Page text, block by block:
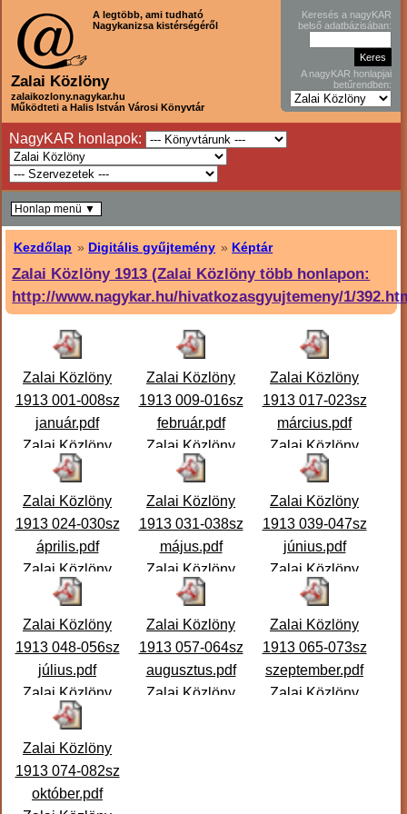
A legtöbb, ami tudható
Nagykanizsa kistérségéről
Zalai Közlöny
zalaikozlony.nagykar.hu
Működteti a Halis István Városi Könyvtár
Keresés a nagyKAR
belső adatbázisában:
A nagyKAR honlapjai
betűrendben:
NagyKAR honlapok:
Kezdőlap » Digitális gyűjtemény » Képtár
Zalai Közlöny 1913 (Zalai Közlöny több honlapon:
http://www.nagykar.hu/hivatkozasgyujtemeny/1/
Zalai Közlöny
1913 001-008sz
január.pdf
Zalai Közlöny
1913. 001-008.
Zalai Közlöny
1913 009-016sz
február.pdf
Zalai Közlöny
1913. 009-016.
...
Zalai Közlöny
1913 017-023sz
március.pdf
Zalai Közlöny
1913. 017-023.
...
Zalai Közlöny
1913 024-030sz
április.pdf
Zalai Közlöny
1913. 024-030.
Zalai Közlöny
1913 031-038sz
május.pdf
Zalai Közlöny
1913. 031-038.
Zalai Közlöny
1913 039-047sz
június.pdf
Zalai Közlöny
1913. 039-047.
Zalai Közlöny
1913 048-056sz
július.pdf
Zalai Közlöny
1913. 048-056.
Zalai Közlöny
1913 057-064sz
augusztus.pdf
Zalai Közlöny
Zalai Közlöny
1913 065-073sz
szeptember.pdf
Zalai Közlöny
Zalai Közlöny
1913 074-082sz
október.pdf
Honlap menü ▼